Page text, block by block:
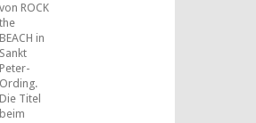
von ROCK
the
BEACH in
Sankt
Peter-
Ording.
Die Titel
beim